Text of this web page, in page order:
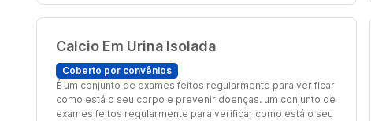
Calcio Em Urina Isolada
Coberto por convênios
É um conjunto de exames feitos regularmente para verificar
como está o seu corpo e prevenir doenças. um conjunto de
exames feitos regularmente para verificar como está o seu